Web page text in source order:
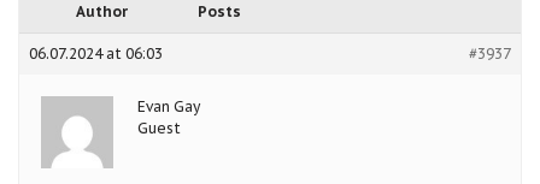
Author Posts
06.07.2024 at 06:03 #3937
Evan Gay
Guest